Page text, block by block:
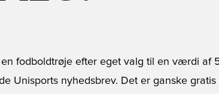
fodboldtrøje efter eget valg til en værdi af
Unisports nyhedsbrev. Det er ganske